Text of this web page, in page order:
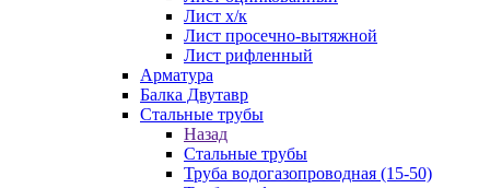
Лист х/к
Лист просечно-вытяжной
Лист рифленный
Арматура
Балка Двутавр
Стальные трубы
Назад
Стальные трубы
Труба водогазопроводная (15-50)